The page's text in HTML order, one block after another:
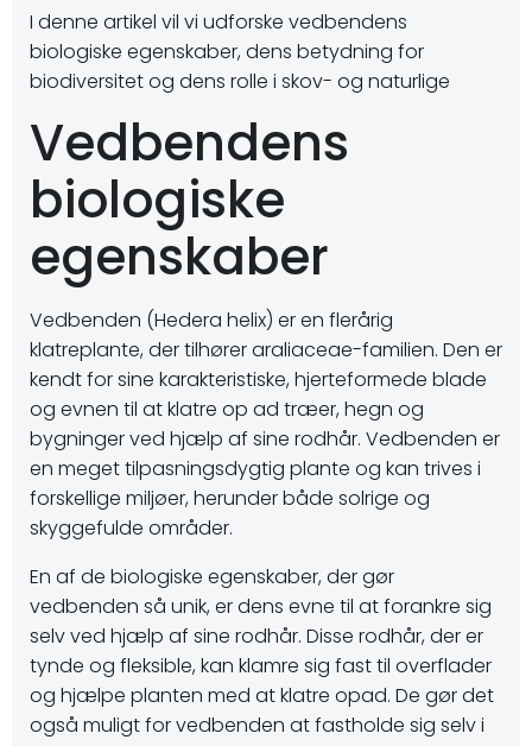
I denne artikel vil vi udforske vedbendens
biologiske egenskaber, dens betydning for
biodiversitet og dens rolle i skov- og naturlige
Vedbendens
biologiske
egenskaber
Vedbenden (Hedera helix) er en flerårig
klatreplante, der tilhører araliaceae-familien. Den er
kendt for sine karakteristiske, hjerteformede blade
og evnen til at klatre op ad træer, hegn og
bygninger ved hjælp af sine rodhår. Vedbenden er
en meget tilpasningsdygtig plante og kan trives i
forskellige miljøer, herunder både solrige og
skyggefulde områder.
En af de biologiske egenskaber, der gør
vedbenden så unik, er dens evne til at forankre sig
selv ved hjælp af sine rodhår. Disse rodhår, der er
tynde og fleksible, kan klamre sig fast til overflader
og hjælpe planten med at klatre opad. De gør det
også muligt for vedbenden at fastholde sig selv i